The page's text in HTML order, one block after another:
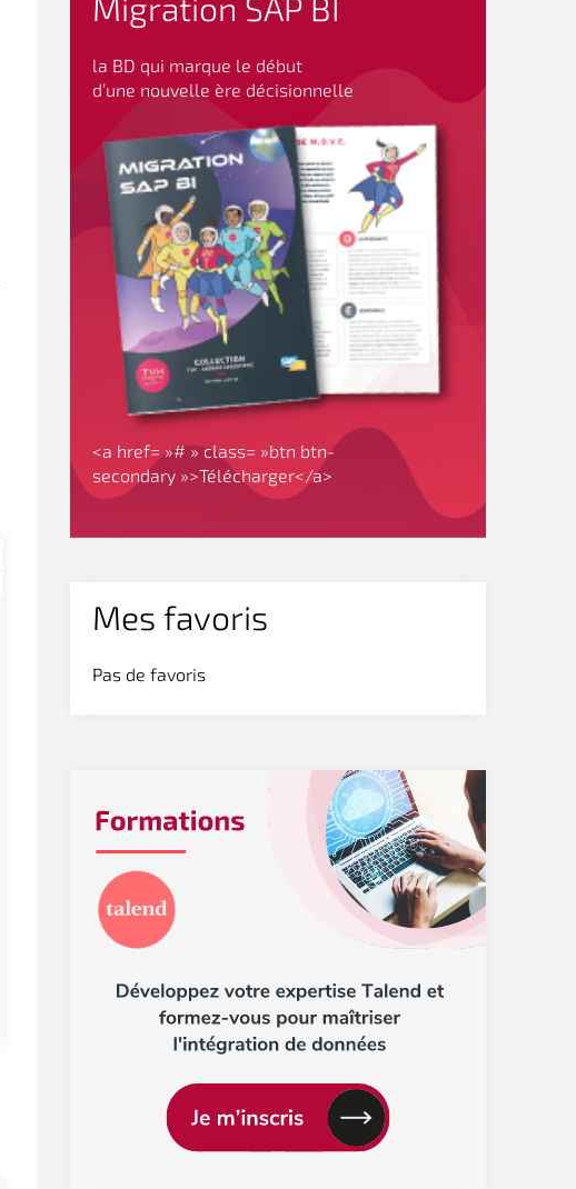
la BD qui marque le début
d’une nouvelle ère décisionnelle
<a href= »# » class= »btn btn-
secondary »>Télécharger</a>
Mes favoris
Pas de favoris